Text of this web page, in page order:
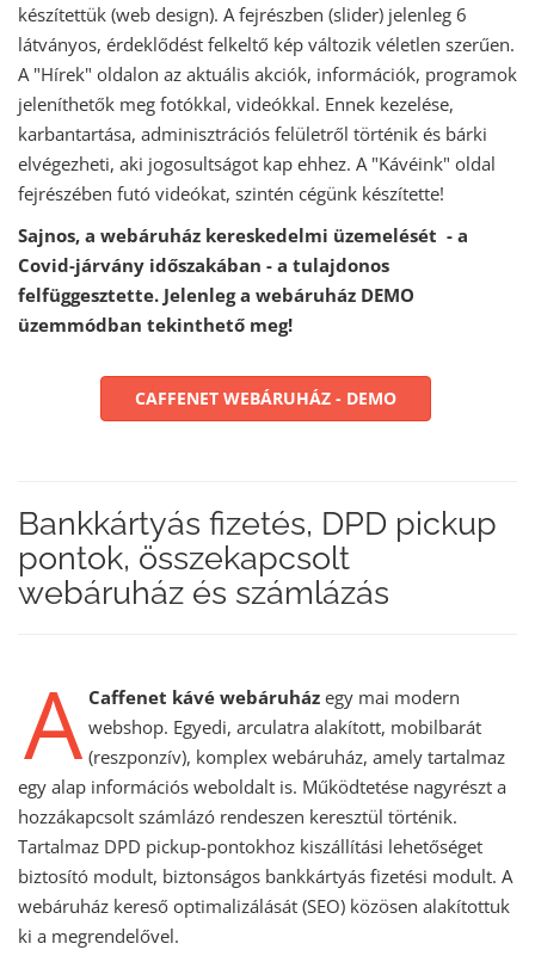
készítettük (web design). A fejrészben (slider) jelenleg 6
látványos, érdeklődést felkeltő kép változik véletlen szerűen.
A "Hírek" oldalon az aktuális akciók, információk, programok
jeleníthetők meg fotókkal, videókkal. Ennek kezelése,
karbantartása, adminisztrációs felületről történik és bárki
elvégezheti, aki jogosultságot kap ehhez. A "Kávéink" oldal
fejrészében futó videókat, szintén cégünk készítette!
Sajnos, a webáruház kereskedelmi üzemelését - a
Covid-járvány időszakában - a tulajdonos
felfüggesztette. Jelenleg a webáruház DEMO
üzemmódban tekinthető meg!
CAFFENET WEBÁRUHÁZ - DEMO
Bankkártyás fizetés, DPD pickup
pontok, összekapcsolt
webáruház és számlázás
A Caffenet kávé webáruház egy mai modern
webshop. Egyedi, arculatra alakított, mobilbarát
(reszponzív), komplex webáruház, amely tartalmaz
egy alap információs weboldalt is. Működtetése nagyrészt a
hozzákapcsolt számlázó rendeszen keresztül történik.
Tartalmaz DPD pickup-pontokhoz kiszállítási lehetőséget
biztosító modult, biztonságos bankkártyás fizetési modult. A
webáruház kereső optimalizálását (SEO) közösen alakítottuk
ki a megrendelővel.